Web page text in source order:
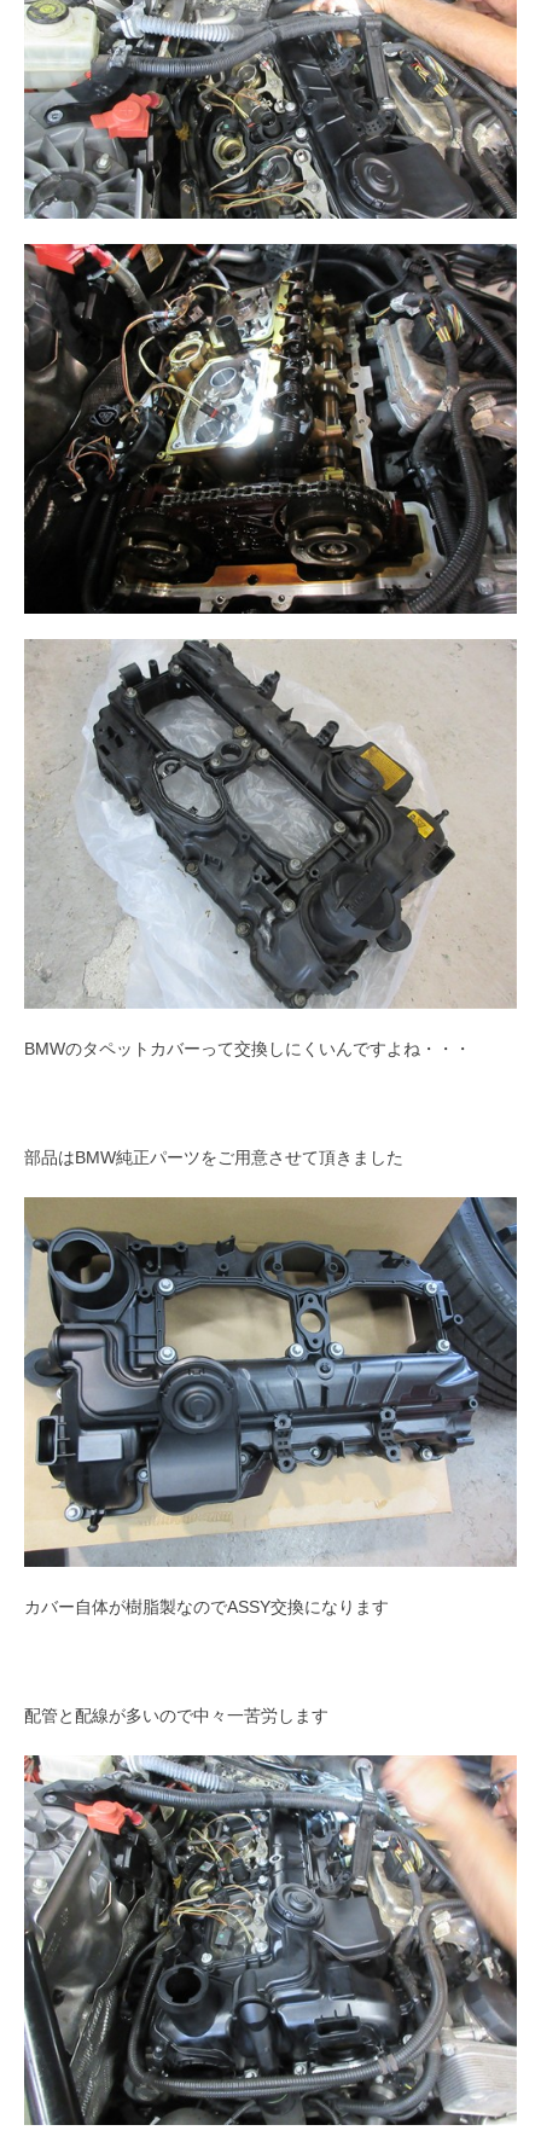
BMWのタペットカバーって交換しにくいんですよね・・・
部品はBMW純正パーツをご用意させて頂きました
カバー自体が樹脂製なのでASSY交換になります
配管と配線が多いので中々一苦労します